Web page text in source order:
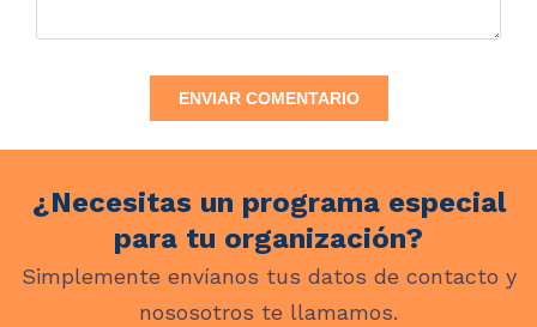
¿Necesitas un programa especial
para tu organización?
Simplemente envíanos tus datos de contacto y
nososotros te llamamos.